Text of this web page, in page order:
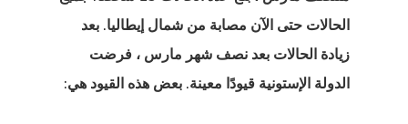
الحالات حتى الآن مصابة من شمال إيطاليا. بعد
زيادة الحالات بعد نصف شهر مارس ، فرضت
الدولة الإستونية قيودًا معينة. بعض هذه القيود هي: